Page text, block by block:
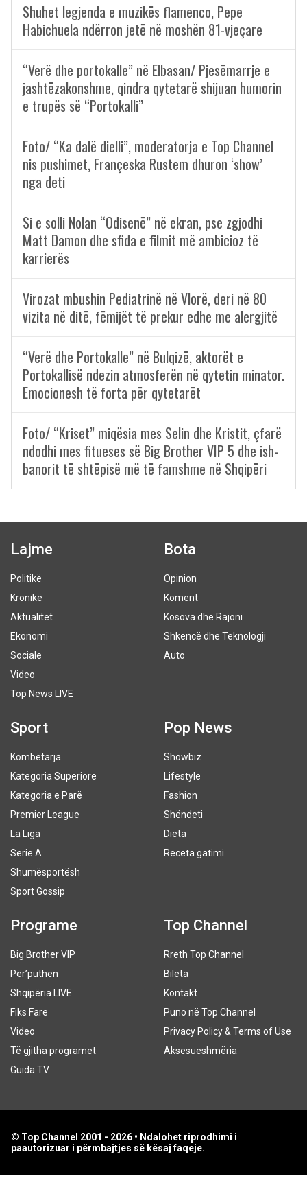
Shuhet legjenda e muzikës flamenco, Pepe
Habichuela ndërron jetë në moshën 81-vjeçare
“Verë dhe portokalle” në Elbasan/ Pjesëmarrje e
jashtëzakonshme, qindra qytetarë shijuan humorin
e trupës së “Portokalli”
Foto/ “Ka dalë dielli”, moderatorja e Top Channel
nis pushimet, Françeska Rustem dhuron ‘show’
nga deti
Si e solli Nolan “Odisenë” në ekran, pse zgjodhi
Matt Damon dhe sfida e filmit më ambicioz të
karrierës
Virozat mbushin Pediatrinë në Vlorë, deri në 80
vizita në ditë, fëmijët të prekur edhe me alergjitë
“Verë dhe Portokalle” në Bulqizë, aktorët e
Portokallisë ndezin atmosferën në qytetin minator.
Emocionesh të forta për qytetarët
Foto/ “Kriset” miqësia mes Selin dhe Kristit, çfarë
ndodhi mes fitueses së Big Brother VIP 5 dhe ish-
banorit të shtëpisë më të famshme në Shqipëri
Lajme
Politikë
Kronikë
Aktualitet
Ekonomi
Sociale
Video
Top News LIVE
Bota
Opinion
Koment
Kosova dhe Rajoni
Shkencë dhe Teknologji
Auto
Sport
Kombëtarja
Kategoria Superiore
Kategoria e Parë
Premier League
La Liga
Serie A
Shumësportësh
Sport Gossip
Pop News
Showbiz
Lifestyle
Fashion
Shëndeti
Dieta
Receta gatimi
Programe
Big Brother VIP
Për’puthen
Shqipëria LIVE
Fiks Fare
Video
Të gjitha programet
Guida TV
Top Channel
Rreth Top Channel
Bileta
Kontakt
Puno në Top Channel
Privacy Policy & Terms of Use
Aksesueshmëria
© Top Channel 2001 - 2026 • Ndalohet riprodhimi i
paautorizuar i përmbajtjes së kësaj faqeje.